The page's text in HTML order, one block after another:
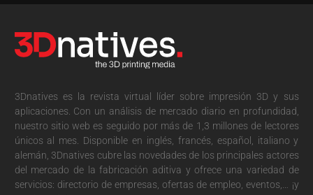
3Dnatives es la revista virtual líder sobre impresión 3D y sus
aplicaciones. Con un análisis de mercado diario en profundidad,
nuestro sitio web es seguido por más de 1,3 millones de lectores
únicos al mes. Disponible en inglés, francés, español, italiano y
alemán, 3Dnatives cubre las novedades de los principales actores
del mercado de la fabricación aditiva y ofrece una variedad de
servicios: directorio de empresas, ofertas de empleo, eventos,… ¡y